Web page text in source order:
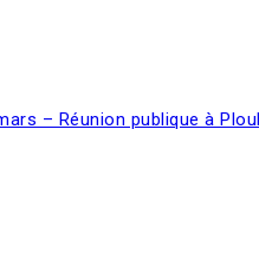
– Réunion publique à